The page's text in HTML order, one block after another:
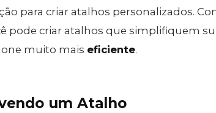
para criar atalhos personalizados.
pode criar atalhos que simplifiquem
muito mais eficiente.
um Atalho